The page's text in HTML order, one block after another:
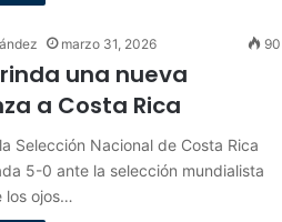
marzo 31, 2026 90
una nueva
a Costa Rica
Selección Nacional de Costa Rica
5-0 ante la selección mundialista
los ojos…